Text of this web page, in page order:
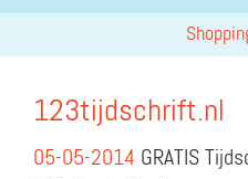
123tijdschrift.nl
05-05-2014 GRATIS